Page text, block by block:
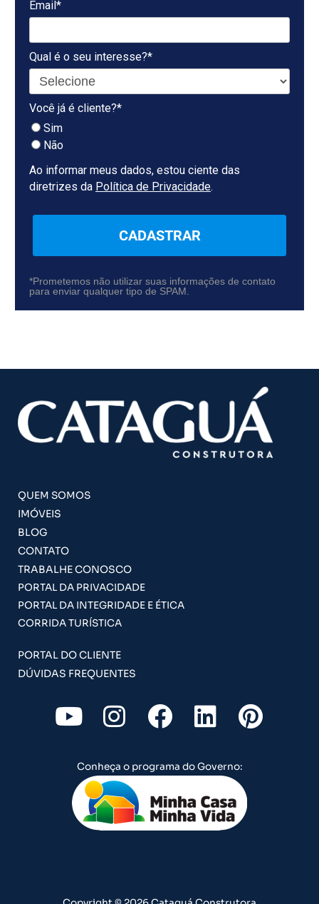
Email*
Qual é o seu interesse?*
Você já é cliente?*
Sim
Não
Ao informar meus dados, estou ciente das
diretrizes da Política de Privacidade.
CADASTRAR
*Prometemos não utilizar suas informações de contato
para enviar qualquer tipo de SPAM.
QUEM SOMOS
IMÓVEIS
BLOG
CONTATO
TRABALHE CONOSCO
PORTAL DA PRIVACIDADE
PORTAL DA INTEGRIDADE E ÉTICA
CORRIDA TURÍSTICA
PORTAL DO CLIENTE
DÚVIDAS FREQUENTES
Y
o
u
t
u
b
I
n
s
t
a
g
F
a
c
e
b
o
L
i
n
k
e
d
P
i
Conheça o programa do Governo: